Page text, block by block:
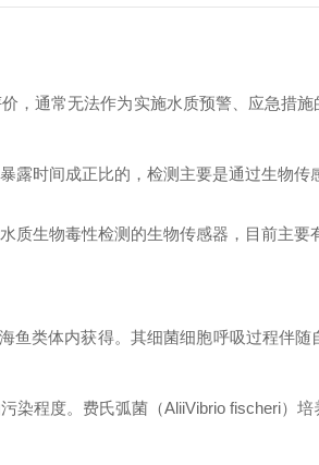
，通常无法作为实施水质预警、应急措
时间成正比的，检测主要是通过生物传
生物毒性检测的生物传感器，目前主要
鱼类体内获得。 其细菌细胞呼吸过程伴随
染程度。 费氏弧菌（AliiVibrio fischeri）